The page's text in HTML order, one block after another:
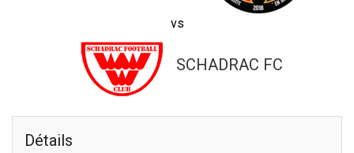
vs
SCHADRAC FC
Détails